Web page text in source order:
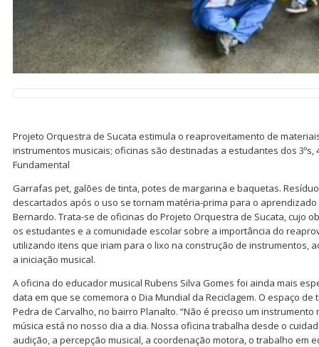
Projeto Orquestra de Sucata estimula o reaproveitamento de
instrumentos musicais; oficinas são destinadas a estudantes dos 3ºs,
Fundamental
Garrafas pet, galões de tinta, potes de margarina e baquetas.
descartados após o uso se tornam matéria-prima para o
Bernardo. Trata-se de oficinas do Projeto Orquestra de Sucata, cujo
os estudantes e a comunidade escolar sobre a importância do
utilizando itens que iriam para o lixo na construção de instrumentos,
a iniciação musical.
A oficina do educador musical Rubens Silva Gomes foi ainda mais
data em que se comemora o Dia Mundial da Reciclagem. O espaço
Pedra de Carvalho, no bairro Planalto. “Não é preciso um
música está no nosso dia a dia. Nossa oficina trabalha desde o
audição, a percepção musical, a coordenação motora, o trabalho em